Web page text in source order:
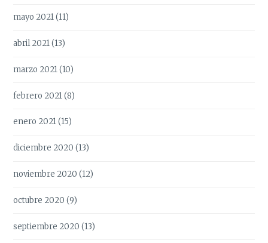
mayo 2021(11)
abril 2021(13)
marzo 2021(10)
febrero 2021(8)
enero 2021(15)
diciembre 2020 (13)
noviembre 2020 (12)
octubre 2020 (9)
septiembre 2020 (13)